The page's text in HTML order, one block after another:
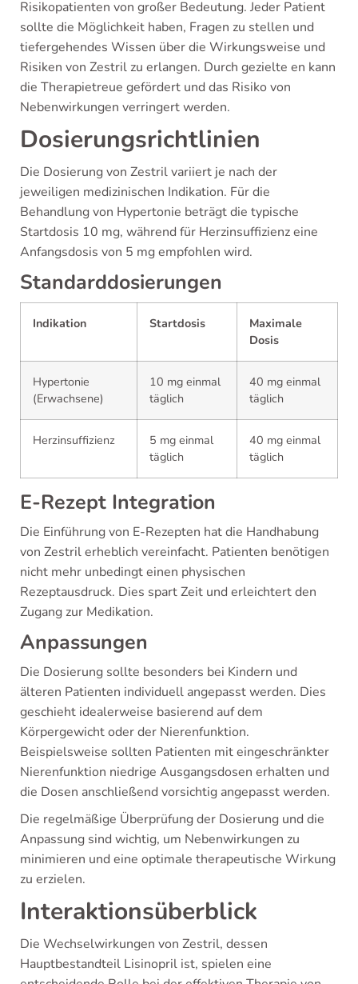
Risikopatienten von großer Bedeutung. Jeder Patient
sollte die Möglichkeit haben, Fragen zu stellen und
tiefergehendes Wissen über die Wirkungsweise und
Risiken von Zestril zu erlangen. Durch gezielte en kann
die Therapietreue gefördert und das Risiko von
Nebenwirkungen verringert werden.
Dosierungsrichtlinien
Die Dosierung von Zestril variiert je nach der
jeweiligen medizinischen Indikation. Für die
Behandlung von Hypertonie beträgt die typische
Startdosis 10 mg, während für Herzinsuffizienz eine
Anfangsdosis von 5 mg empfohlen wird.
Standarddosierungen
Indikation Startdosis
Maximale
Dosis
Hypertonie
(Erwachsene)
10 mg einmal
täglich
40 mg einmal
täglich
Herzinsuffizienz
5 mg einmal
täglich
40 mg einmal
täglich
E-Rezept Integration
Die Einführung von E-Rezepten hat die Handhabung
von Zestril erheblich vereinfacht. Patienten benötigen
nicht mehr unbedingt einen physischen
Rezeptausdruck. Dies spart Zeit und erleichtert den
Zugang zur Medikation.
Anpassungen
Die Dosierung sollte besonders bei Kindern und
älteren Patienten individuell angepasst werden. Dies
geschieht idealerweise basierend auf dem
Körpergewicht oder der Nierenfunktion.
Beispielsweise sollten Patienten mit eingeschränkter
Nierenfunktion niedrige Ausgangsdosen erhalten und
die Dosen anschließend vorsichtig angepasst werden.
Die regelmäßige Überprüfung der Dosierung und die
Anpassung sind wichtig, um Nebenwirkungen zu
minimieren und eine optimale therapeutische Wirkung
zu erzielen.
Interaktionsüberblick
Die Wechselwirkungen von Zestril, dessen
Hauptbestandteil Lisinopril ist, spielen eine